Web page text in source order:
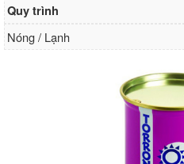
Quy trình
Nóng / Lạnh